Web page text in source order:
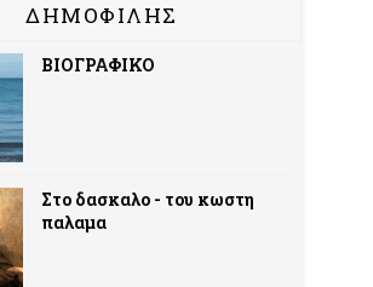
ΔΗΜΟΦΙΛΗΣ
ΒΙΟΓΡΑΦΙΚΟ
Στο δασκαλο - του κωστη
παλαμα